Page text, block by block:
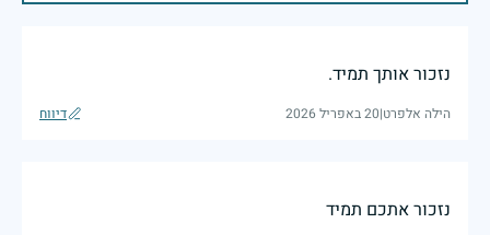
נזכור אותך תמיד.
הילה אלפרט|20 באפריל 2026 דיווח
נזכור אתכם תמיד